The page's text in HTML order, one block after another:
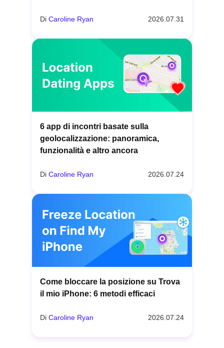
Di Caroline Ryan 2026.07.31
6 app di incontri basate sulla
geolocalizzazione: panoramica,
funzionalità e altro ancora
Di Caroline Ryan 2026.07.24
Come bloccare la posizione su Trova
il mio iPhone: 6 metodi efficaci
Di Caroline Ryan 2026.07.24